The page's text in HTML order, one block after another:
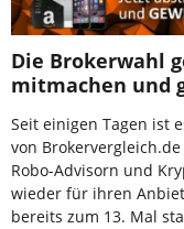
Die Brokerwahl
mitmachen und
Seit einigen Tagen ist
von
Robo-Advisorn und
wieder für ihren
bereits zum 13. Mal